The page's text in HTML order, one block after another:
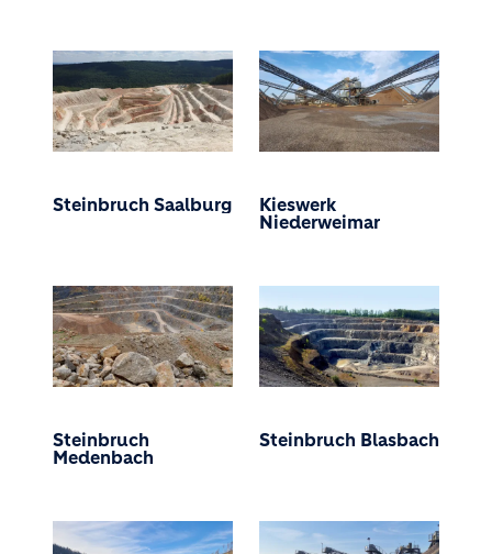
Steinbruch Saalburg
Kieswerk
Niederweimar
Steinbruch
Medenbach
Steinbruch Blasbach